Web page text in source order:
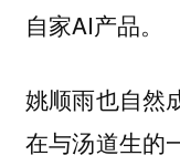
自家AI产品。
姚顺雨也自然
在与汤道生的